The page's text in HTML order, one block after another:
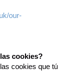
our-
cookies?
cookies que tú